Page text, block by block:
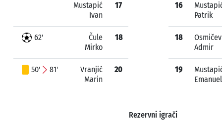
Mustapić
Ivan
17
62'
Čule
Mirko
18
50' 81'
Vranjić
Marin
20
16
Patrik
18
Admir
19
Emanuel
Rezervni igrači